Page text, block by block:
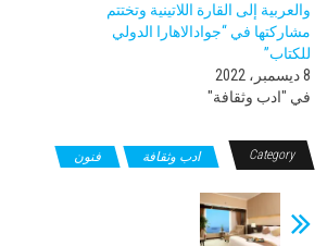
والعربية إلى القارة اللاتينية وتختتم
مشاركتها في “جوادالاهارا الدولي
للكتاب”
8 ديسمبر، 2022
في "ادب وثقافة"
Category ادب وثقافة فنون